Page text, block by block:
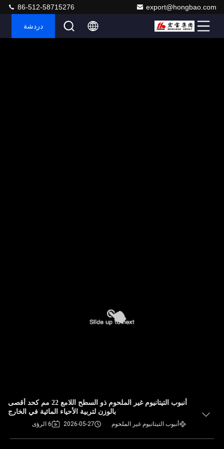
export@hongbao.com
86-512-58715276
دردشة
أنبوب التيتانيوم غير الملحوم ذو السطح اللامع 22 مم كحد أقصى
بالوزن لتربية الأحياء المائية في الخارج
أنبوب التيتانيوم غير الملحوم 2026-05-27 6 الرؤى